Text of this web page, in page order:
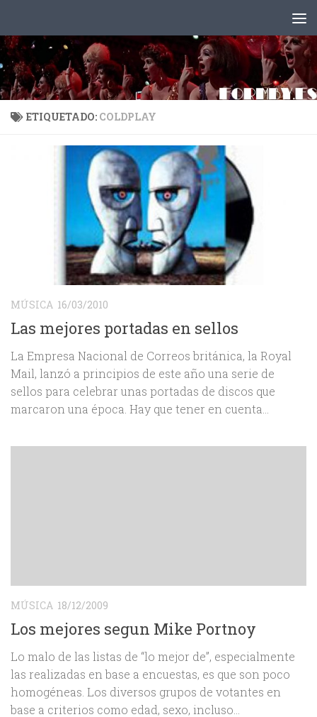
ETIQUETADO: COLDPLAY
MÚSICA 16/03/2010
Las mejores portadas en sellos
La Empresa Nacional de Correos británica, la Royal
Mail, lanzó a principios de este año una serie de
sellos para celebrar unas portadas de discos que
marcaron una época. Hay que tener en cuenta...
MÚSICA 18/12/2009
Los mejores segun Mike Portnoy
Lo malo de las listas de “lo mejor de”, especialmente
las realizadas en base a encuestas, es que son poco
homogéneas. Los diversos grupos de votantes en
base a criterios como edad, sexo, incluso...